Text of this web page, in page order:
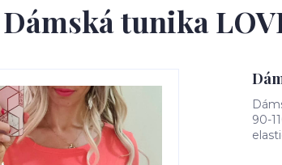
Dámská tunika
90-